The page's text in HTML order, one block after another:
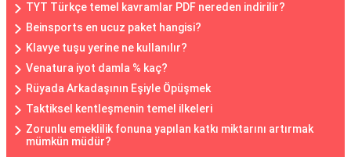
TYT Türkçe temel kavramlar PDF nereden indirilir?
Beinsports en ucuz paket hangisi?
Klavye tuşu yerine ne kullanılır?
Venatura iyot damla % kaç?
Rüyada Arkadaşının Eşiyle Öpüşmek
Taktiksel kentleşmenin temel ilkeleri
Zorunlu emeklilik fonuna yapılan katkı miktarını artırmak
mümkün müdür?